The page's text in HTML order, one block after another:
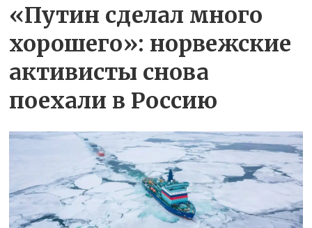
«Путин сделал много
хорошего»: норвежские
активисты снова
поехали в Россию